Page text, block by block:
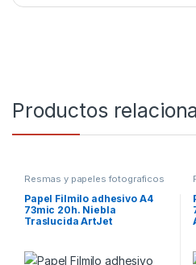
Productos
Resmas y papeles fotograficos
Papel Filmilo adhesivo A4
73mic 20h. Niebla
Traslucida ArtJet